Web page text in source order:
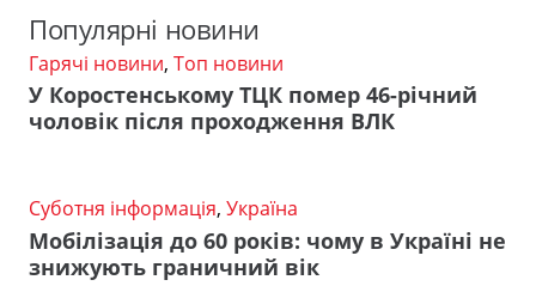
Популярні новини
Гарячі новини, Топ новини
У Коростенському ТЦК помер 46-річний
чоловік після проходження ВЛК
Суботня інформація, Україна
Мобілізація до 60 років: чому в Україні не
знижують граничний вік